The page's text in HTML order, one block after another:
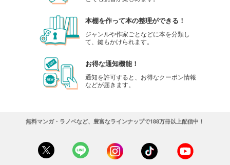
本棚を作って本の整理ができる！
ジャンルや作家ごとなどに本を分類し
て、鍵もかけられます。
お得な通知機能！
通知を許可すると、お得なクーポン情報
などが届きます。
無料マンガ・ラノベなど、豊富なラインナップで188万冊以上配信中！